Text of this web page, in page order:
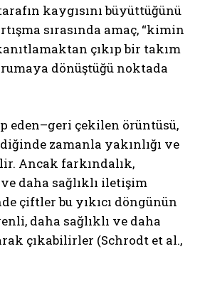
kaygısını büyüttüğünü
sırasında amaç, “kimin
çıkıp bir takım
dönüştüğü noktada
eden–geri çekilen örüntüsü,
zamanla yakınlığı ve
Ancak farkındalık,
daha sağlıklı iletişim
çiftler bu yıkıcı döngünün
daha sağlıklı ve daha
çıkabilirler (Schrodt et al.,